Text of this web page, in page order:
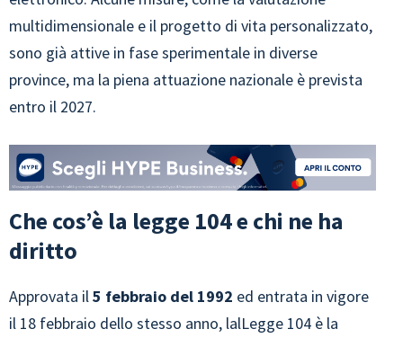
multidimensionale e il progetto di vita personalizzato,
sono già attive in fase sperimentale in diverse
province, ma la piena attuazione nazionale è prevista
entro il 2027.
Che cos’è la legge 104 e chi ne ha
diritto
Approvata il5 febbraio del 1992 ed entrata in vigore
il 18 febbraio dello stesso anno, lalLegge 104 è la